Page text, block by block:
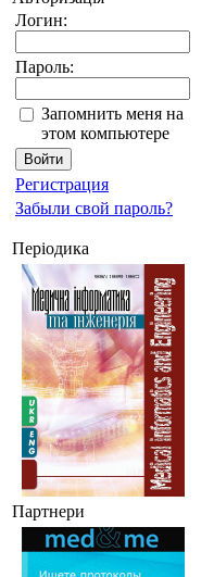
Логин:
Пароль:
Запомнить меня на
этом компьютере
Регистрация
Забыли свой пароль?
Періодика
Партнери